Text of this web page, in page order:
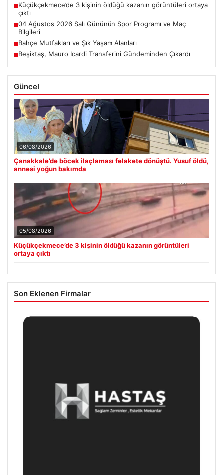
■Küçükçekmece’de 3 kişinin öldüğü kazanın görüntüleri ortaya
çıktı
■04 Ağustos 2026 Salı Gününün Spor Programı ve Maç
Bilgileri
■Bahçe Mutfakları ve Şık Yaşam Alanları
■Beşiktaş, Mauro Icardi Transferini Gündeminden Çıkardı
Güncel
06/08/2026
Çanakkale’de böcek ilaçlaması felakete dönüştü. Yusuf öldü,
annesi yoğun bakımda
05/08/2026
Küçükçekmece’de 3 kişinin öldüğü kazanın görüntüleri
ortaya çıktı
Son Eklenen Firmalar